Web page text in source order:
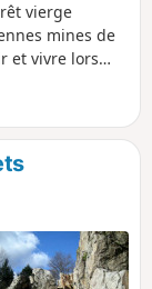
vierge
mines de
et vivre lors
exploitation